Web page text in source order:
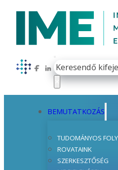
Follow us on Facebook
Follow us on
Keresés
BEMUTATKOZÁS
TUDOMÁNYOS
ROVATAINK
SZERKESZTŐSÉG